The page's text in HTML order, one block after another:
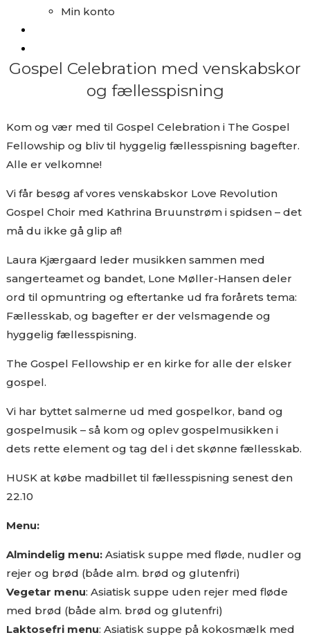
Min konto
Gospel Celebration med venskabskor
og fællesspisning
Kom og vær med til Gospel Celebration i The Gospel
Fellowship og bliv til hyggelig fællesspisning bagefter.
Alle er velkomne!
Vi får besøg af vores venskabskor Love Revolution
Gospel Choir med Kathrina Bruunstrøm i spidsen – det
må du ikke gå glip af!
Laura Kjærgaard leder musikken sammen med
sangerteamet og bandet, Lone Møller-Hansen deler
ord til opmuntring og eftertanke ud fra forårets tema:
Fællesskab, og bagefter er der velsmagende og
hyggelig fællesspisning.
The Gospel Fellowship er en kirke for alle der elsker
gospel.
Vi har byttet salmerne ud med gospelkor, band og
gospelmusik – så kom og oplev gospelmusikken i
dets rette element og tag del i det skønne fællesskab.
HUSK at købe madbillet til fællesspisning senest den
22.10
Menu:
Almindelig menu: Asiatisk suppe med fløde, nudler og
rejer og brød (både alm. brød og glutenfri)
Vegetar menu: Asiatisk suppe uden rejer med fløde
med brød (både alm. brød og glutenfri)
Laktosefri menu: Asiatisk suppe på kokosmælk med